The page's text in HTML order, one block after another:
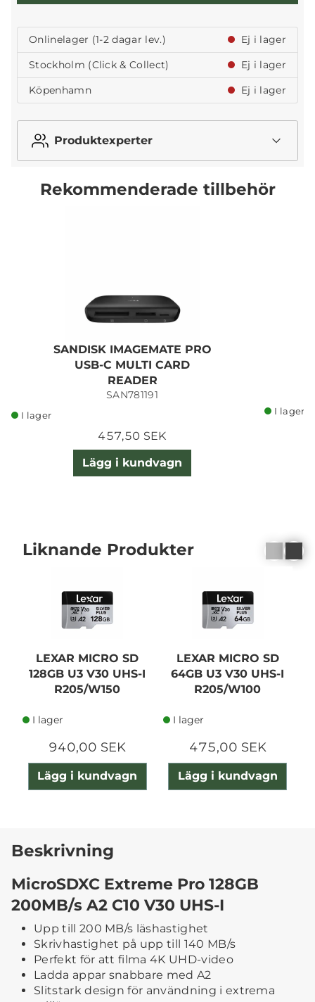
Onlinelager (1-2 dagar lev.)
Ej i lager
Stockholm (Click & Collect)
Ej i lager
Köpenhamn
Ej i lager
Produktexperter
Rekommenderade tillbehör
SANDISK IMAGEMATE PRO
USB-C MULTI CARD
READER
SAN781191
I lager
457,50 SEK
Lägg i kundvagn
I lager
Liknande Produkter
LEXAR MICRO SD
128GB U3 V30 UHS-I
R205/W150
I lager
940,00 SEK
Lägg i kundvagn
LEXAR MICRO SD
64GB U3 V30 UHS-I
R205/W100
I lager
475,00 SEK
Lägg i kundvagn
Beskrivning
MicroSDXC Extreme Pro 128GB
200MB/s A2 C10 V30 UHS-I
Upp till 200 MB/s läshastighet
Skrivhastighet på upp till 140 MB/s
Perfekt för att filma 4K UHD-video
Ladda appar snabbare med A2
Slitstark design för användning i extrema